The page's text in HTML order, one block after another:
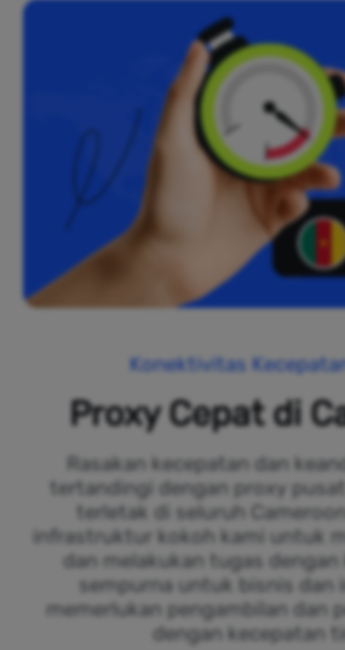
Konektivitas
Proxy Cepat di
Rasakan kecepatan dan
tertandingi dengan proxy
terletak di seluruh
infrastruktur kokoh kami untuk
dan melakukan tugas dengan
sempurna untuk bisnis dan
memerlukan pengambilan dan
dengan kecepatan